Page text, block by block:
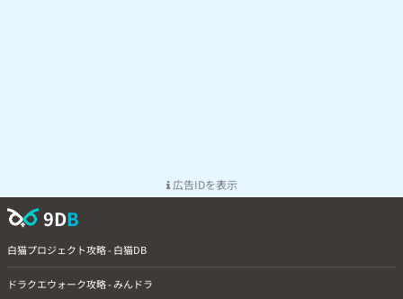
広告IDを表示
9DB
白猫プロジェクト攻略 - 白猫DB
ドラクエウォーク攻略 - みんドラ